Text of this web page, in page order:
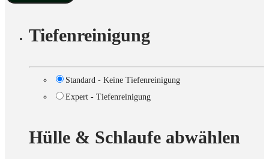
Tiefenreinigung
Standard - Keine Tiefenreinigung
Expert - Tiefenreinigung
Hülle & Schlaufe abwählen